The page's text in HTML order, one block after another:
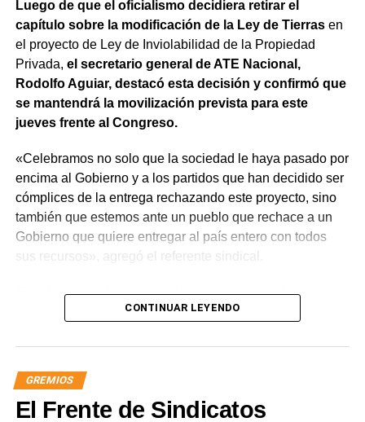
Luego de que el oficialismo decidiera retirar el
capítulo sobre la modificación de la Ley de Tierrasen
el proyecto de Ley de Inviolabilidad de la Propiedad
Privada, el secretario general de ATE Nacional,
Rodolfo Aguiar, destacó esta decisión y confirmó que
se mantendrá la movilización prevista para este
jueves frente al Congreso.
«Celebramos no solo que la sociedad le haya pasado por
encima al Gobierno y a los partidos que han decidido ser
cómplices de la entrega rechazando este proyecto, sino
también que estemos ante un pueblo que rechace a un
Gobierno que quiere entregar al país entero con todos
sus recursos», agregó el referente sindical.
En referencia a la movilización prevista para el jueves,
apuntó que «a Milei se le están terminando las balas y
movilizar para seguir repudiando a los senadores han
tergiversado su representación, porque debieran impulsar
y votar iniciativas para defender los intereses de nuestra
nación y no rematarla».
CONTINUAR LEYENDO
GREMIOS
El Frente de Sindicatos